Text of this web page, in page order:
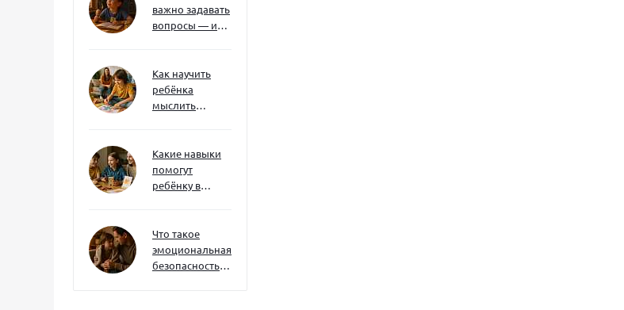
важно задавать
вопросы — и
Как научить
ребёнка
мыслить
сложностей
Какие навыки
помогут
ребёнку в
их уже сейчас
Что такое
эмоциональная
безопасность